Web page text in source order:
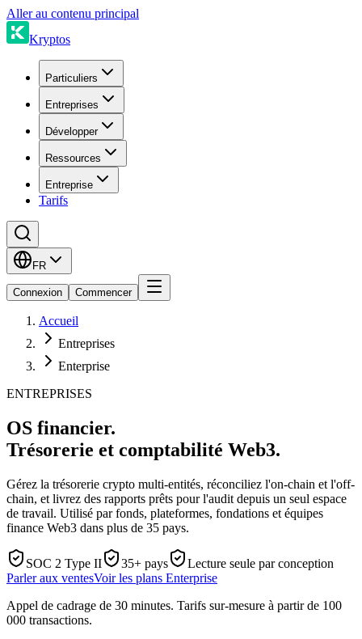
Aller au contenu principal
Kryptos
Particuliers
Entreprises
Développer
Ressources
Entreprise
Tarifs
FR
Connexion Commencer
Accueil
Entreprises
Enterprise
ENTREPRISES
OS financier.
Trésorerie et comptabilité Web3.
Gérez la trésorerie crypto multi-entités, réconciliez l'on-chain et l'off-
chain, et livrez des rapports prêts pour l'audit depuis un seul espace
de travail. Utilisé par fonds, plateformes, fondations et équipes
finance Web3 dans plus de 35 pays.
SOC 2 Type II 35+ pays
Lecture seule par conception
Parler aux ventesVoir les plans Enterprise
Appel de cadrage de 30 minutes. Tarifs sur-mesure à partir de 100
000 transactions.